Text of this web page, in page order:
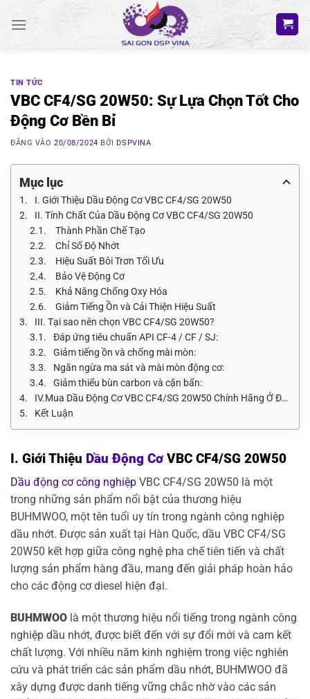
qua
TIN TỨC
VBC CF4/SG 20W50: Sự Lựa Chọn Tốt Cho
Động Cơ Bền Bỉ
ĐĂNG VÀO20/08/2024 BỞIDSPVINA
Mục lục
I. Giới Thiệu Dầu Động Cơ VBC CF4/SG 20W50
II. Tính Chất Của Dầu Động Cơ VBC CF4/SG 20W50
Thành Phần Chế Tạo
Chỉ Số Độ Nhớt
Hiệu Suất Bôi Trơn Tối Ưu
Bảo Vệ Động Cơ
Khả Năng Chống Oxy Hóa
Giảm Tiếng Ồn và Cải Thiện Hiệu Suất
III. Tại sao nên chọn VBC CF4/SG 20W50?
Đáp ứng tiêu chuẩn API CF-4 / CF / SJ:
Giảm tiếng ồn và chống mài mòn:
Ngăn ngừa ma sát và mài mòn động cơ:
Giảm thiểu bùn carbon và cặn bẩn:
IV.Mua Dầu Động Cơ VBC CF4/SG 20W50 Chính Hãng Ở Đâu?
Kết Luận
I. Giới Thiệu Dầu Động CơVBC CF4/SG 20W50
Dầu động cơ công nghiệp VBC CF4/SG 20W50 là một
trong những sản phẩm nổi bật của thương hiệu
BUHMWOO, một tên tuổi uy tín trong ngành công nghiệp
dầu nhớt. Được sản xuất tại Hàn Quốc, dầu VBC CF4/SG
20W50 kết hợp giữa công nghệ pha chế tiên tiến và chất
lượng sản phẩm hàng đầu, mang đến giải pháp hoàn hảo
cho các động cơ diesel hiện đại.
BUHMWOO là một thương hiệu nổi tiếng trong ngành công
nghiệp dầu nhớt, được biết đến với sự đổi mới và cam kết
chất lượng. Với nhiều năm kinh nghiệm trong việc nghiên
cứu và phát triển các sản phẩm dầu nhớt, BUHMWOO đã
xây dựng được danh tiếng vững chắc nhờ vào các sản